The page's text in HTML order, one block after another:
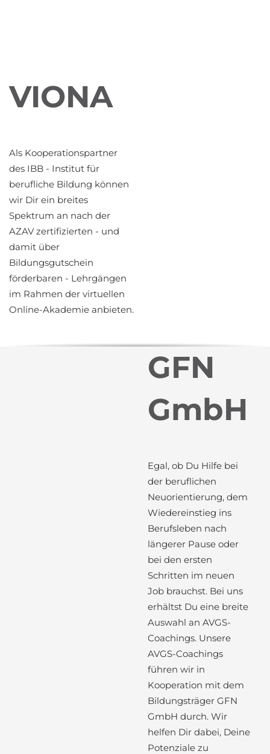
VIONA
Als Kooperationspartner
des IBB - Institut für
berufliche Bildung können
wir Dir ein breites
Spektrum an nach der
AZAV zertifizierten - und
damit über
Bildungsgutschein
förderbaren - Lehrgängen
im Rahmen der virtuellen
Online-Akademie anbieten.
GFN
GmbH
Egal, ob Du Hilfe bei
der beruflichen
Neuorientierung, dem
Wiedereinstieg ins
Berufsleben nach
längerer Pause oder
bei den ersten
Schritten im neuen
Job brauchst. Bei uns
erhältst Du eine breite
Auswahl an AVGS-
Coachings. Unsere
AVGS-Coachings
führen wir in
Kooperation mit dem
Bildungsträger GFN
GmbH durch. Wir
helfen Dir dabei, Deine
Potenziale zu